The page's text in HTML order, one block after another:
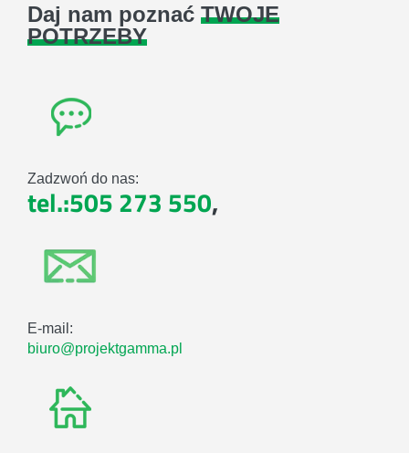
Daj nam poznać TWOJE
POTRZEBY
Zadzwoń do nas:
tel.:505 273 550,
E-mail:
biuro@projektgamma.pl